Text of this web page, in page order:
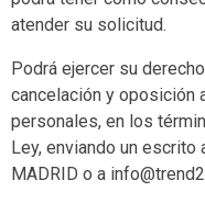
atender su solicitud.
Podrá ejercer su
cancelación y oposición
personales, en los
Ley, enviando un escrito
MADRID o a